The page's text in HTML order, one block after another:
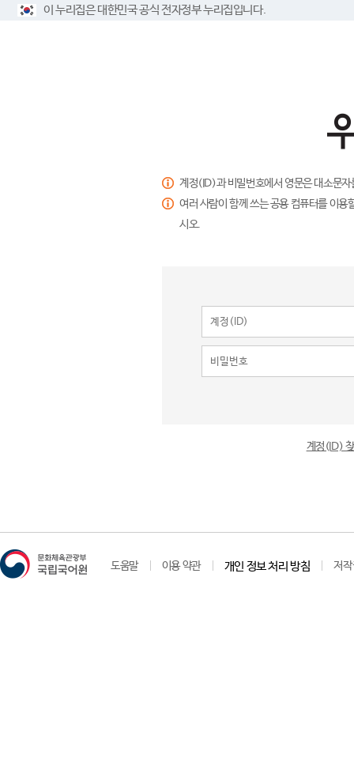
이 누리집은 대한민국 공식 전자정부 누리집입니다.
계정(ID)과 비밀번호에서 영문은 대소문
여러 사람이 함께 쓰는 공용 컴퓨터를 이
시오.
계정(ID)
도움말 이용 약관 개인 정보 처리 방침 저